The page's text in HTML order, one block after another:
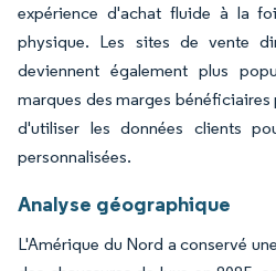
expérience d'achat fluide à la
physique. Les sites de vente
deviennent également plus
marques des marges
d'utiliser les données clients
personnalisées.
Analyse géographique
L'Amérique du Nord a conservé